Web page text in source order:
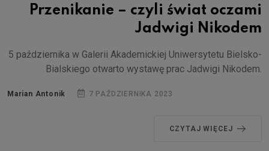
Przenikanie – czyli świat oczami
Jadwigi Nikodem
5 października w Galerii Akademickiej Uniwersytetu Bielsko-
Bialskiego otwarto wystawę prac Jadwigi Nikodem.
Marian Antonik 7 PAŹDZIERNIKA 2023
CZYTAJ WIĘCEJ